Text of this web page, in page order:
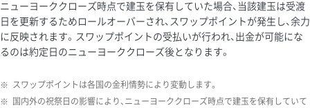
ニューヨーククローズ時点で建玉を保有していた場合、当該建玉は受渡
日を更新するためロールオーバーされ、スワップポイントが発生し、余力
に反映されます。スワップポイントの受払いが行われ、出金が可能にな
るのは約定日のニューヨーククローズ後となります。
※ スワップポイントは各国の金利情勢により変動します。
※
国内外の祝祭日の影響により、ニューヨーククローズ時点で建玉を保有していて